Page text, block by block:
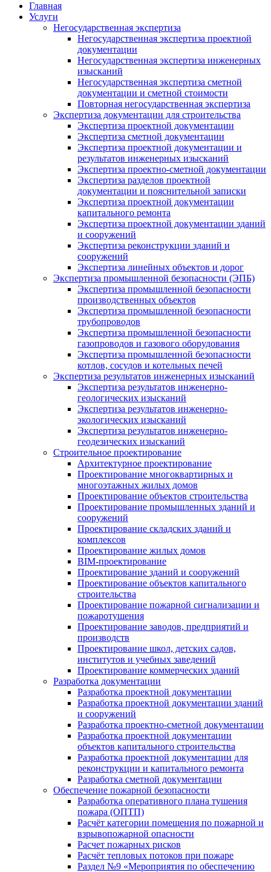
Главная
Услуги
Негосударственная экспертиза
Негосударственная экспертиза проектной
документации
Негосударственная экспертиза инженерных
изысканий
Негосударственная экспертиза сметной
документации и сметной стоимости
Повторная негосударственная экспертиза
Экспертиза документации для строительства
Экспертиза проектной документации
Экспертиза сметной документации
Экспертиза проектной документации и
результатов инженерных изысканий
Экспертиза проектно-сметной документации
Экспертиза разделов проектной
документации и пояснительной записки
Экспертиза проектной документации
капитального ремонта
Экспертиза проектной документации зданий
и сооружений
Экспертиза реконструкции зданий и
сооружений
Экспертиза линейных объектов и дорог
Экспертиза промышленной безопасности (ЭПБ)
Экспертиза промышленной безопасности
производственных объектов
Экспертиза промышленной безопасности
трубопроводов
Экспертиза промышленной безопасности
газопроводов и газового оборудования
Экспертиза промышленной безопасности
котлов, сосудов и котельных печей
Экспертиза результатов инженерных изысканий
Экспертиза результатов инженерно-
геологических изысканий
Экспертиза результатов инженерно-
экологических изысканий
Экспертиза результатов инженерно-
геодезических изысканий
Строительное проектирование
Архитектурное проектирование
Проектирование многоквартирных и
многоэтажных жилых домов
Проектирование объектов строительства
Проектирование промышленных зданий и
сооружений
Проектирование складских зданий и
комплексов
Проектирование жилых домов
BIM-проектирование
Проектирование зданий и сооружений
Проектирование объектов капитального
строительства
Проектирование пожарной сигнализации и
пожаротушения
Проектирование заводов, предприятий и
производств
Проектирование школ, детских садов,
институтов и учебных заведений
Проектирование коммерческих зданий
Разработка документации
Разработка проектной документации
Разработка проектной документации зданий
и сооружений
Разработка проектно-сметной документации
Разработка проектной документации
объектов капитального строительства
Разработка проектной документации для
реконструкции и капитального ремонта
Разработка сметной документации
Обеспечение пожарной безопасности
Разработка оперативного плана тушения
пожара (ОПТП)
Расчёт категории помещения по пожарной и
взрывопожарной опасности
Расчет пожарных рисков
Расчёт тепловых потоков при пожаре
Раздел №9 «Мероприятия по обеспечению